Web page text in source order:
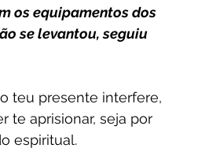
os equipamentos dos
se levantou, seguiu
teu presente interfere,
te aprisionar, seja por
espiritual.